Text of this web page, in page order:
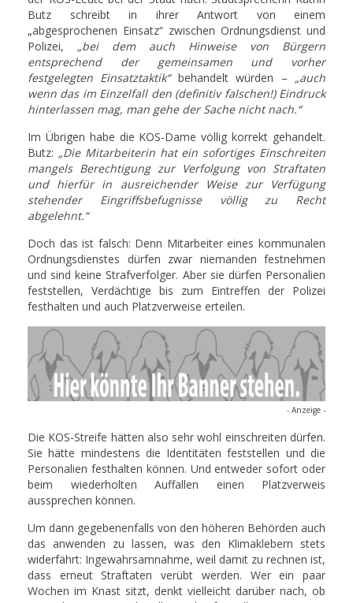
Butz schreibt in ihrer Antwort von einem
„abgesprochenen Einsatz“ zwischen Ordnungsdienst und
Polizei, „bei dem auch Hinweise von Bürgern
entsprechend der gemeinsamen und vorher
festgelegten Einsatztaktik“behandelt würden – „auch
wenn das im Einzelfall den (definitiv falschen!) Eindruck
hinterlassen mag, man gehe der Sache nicht nach.“
Im Übrigen habe die KOS-Dame völlig korrekt gehandelt.
Butz: „Die Mitarbeiterin hat ein sofortiges Einschreiten
mangels Berechtigung zur Verfolgung von Straftaten
und hierfür in ausreichender Weise zur Verfügung
stehender Eingriffsbefugnisse völlig zu Recht
abgelehnt.“
Doch das ist falsch: Denn Mitarbeiter eines kommunalen
Ordnungsdienstes dürfen zwar niemanden festnehmen
und sind keine Strafverfolger. Aber sie dürfen Personalien
feststellen, Verdächtige bis zum Eintreffen der Polizei
festhalten und auch Platzverweise erteilen.
- Anzeige -
Die KOS-Streife hätten also sehr wohl einschreiten dürfen.
Sie hätte mindestens die Identitäten feststellen und die
Personalien festhalten können. Und entweder sofort oder
beim wiederholten Auffallen einen Platzverweis
aussprechen können.
Um dann gegebenenfalls von den höheren Behörden auch
das anwenden zu lassen, was den Klimaklebern stets
widerfährt: Ingewahrsamnahme, weil damit zu rechnen ist,
dass erneut Straftaten verübt werden. Wer ein paar
Wochen im Knast sitzt, denkt vielleicht darüber nach, ob